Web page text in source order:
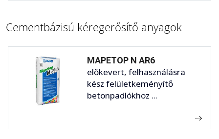
Cementbázisú kéregerősítő anyagok
MAPETOP N AR6
előkevert, felhasználásra
kész felületkeményítő
betonpadlókhoz ...